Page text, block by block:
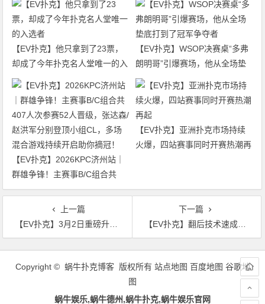
【EV扑克】他只拿到了23票，
却成了今年扑克名人堂唯一的入
选者
【EV扑克】WSOP决赛桌“多弗
朗明哥”引爆赛场，他从全场垫
底打到了冠军争夺者
【EV扑克】2026KPC济州站｜
群雄争锋！主赛事B/C组合共
407人次参赛52人晋级，张达森/
赵洪军分别登顶小组CL，多场
混合游戏持续开启助你摘冠！
【EV扑克】亚洲扑克市场持续
火爆，四站赛事同时开赛热潮再
上一篇
【EV扑克】3月2日重磅升级上线｜CoinPoker系统全面进化，限时免服务费开启
下一篇
【EV扑克】翻后技术速成指南：Jungleman亲授30小时系统训练法
文
Copyright © 蜗牛扑克博客 版权所有 站点地图 百度地图 谷歌地
图
蜗牛娱乐,蜗牛德州,蜗牛扑克,蜗牛娱乐官网